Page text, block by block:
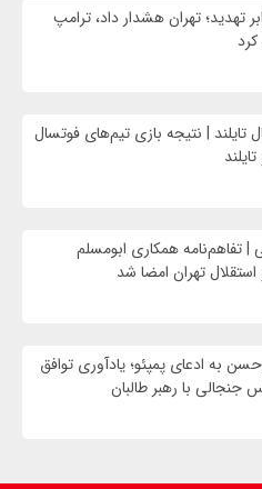
تهدید؛ تهران هشدار داد، ترامپ
تایلند | نتیجه بازی تیم‌های فوتسال
| تفاهم‌نامه همکاری ابومسلم
استقلال تهران امضا شد
به ادعای پمپئو؛ یادآوری توافق
با رهبر طالبان